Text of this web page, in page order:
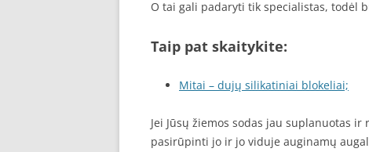
O tai gali padaryti tik specialistas, todėl
Taip pat skaitykite:
Mitai – dujų silikatiniai blokeliai;
Jei Jūsų žiemos sodas jau suplanuotas
pasirūpinti jo ir jo viduje auginamų